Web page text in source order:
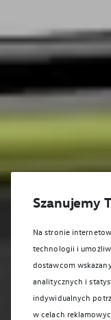
Szanujemy
Na stronie
technologii i
dostawcom
analitycznych i
indywidualnych
w celach